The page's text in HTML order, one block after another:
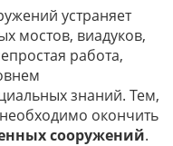
устраняет
мостов, виадуков,
работа,
знаний. Тем,
окончить
сооружений.